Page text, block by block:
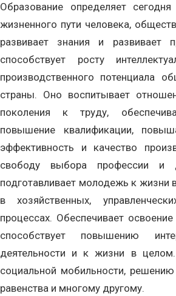
Образование определяет
жизненного пути человека,
развивает знания и развивает
способствует росту
производственного потенциала
страны. Оно воспитывает
поколения к труду,
повышение квалификации,
эффективность и качество
свободу выбора профессии и
подготавливает молодежь к жизни
в хозяйственных,
процессах. Обеспечивает
способствует повышению
деятельности и к жизни в
социальной мобильности,
равенства и многому другому.